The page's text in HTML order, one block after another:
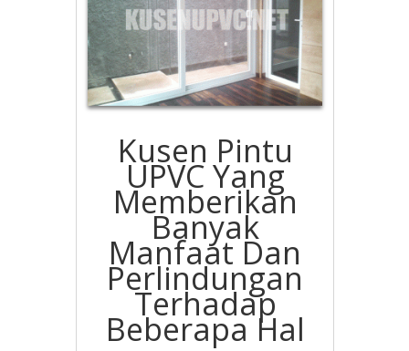
Kusen Pintu
UPVC Yang
Memberikan
Banyak
Manfaat Dan
Perlindungan
Terhadap
Beberapa Hal